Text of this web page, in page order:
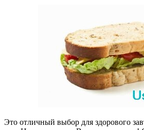
Это отличный выбор для здорового